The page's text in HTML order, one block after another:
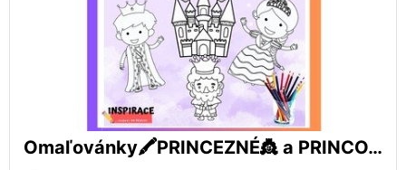
Omaľovánky🖍️PRINCEZNÉ👸 a PRINCOVIA🤴